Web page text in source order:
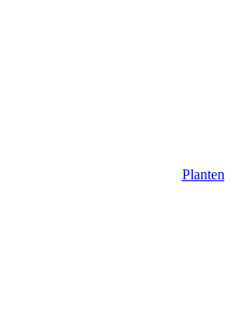
Planten